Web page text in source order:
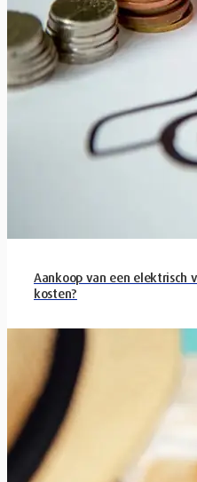
Aankoop van een elektrisch
kosten?